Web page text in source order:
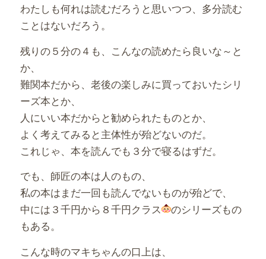
わたしも何れは読むだろうと思いつつ、多分読む
ことはないだろう。
残りの５分の４も、こんなの読めたら良いな～と
か、
難関本だから、老後の楽しみに買っておいたシリ
ーズ本とか、
人にいい本だからと勧められたものとか、
よく考えてみると主体性が殆どないのだ。
これじゃ、本を読んでも３分で寝るはずだ。
でも、師匠の本は人のもの、
私の本はまだ一回も読んでないものが殆どで、
中には３千円から８千円クラス
のシリーズもの
もある。
こんな時のマキちゃんの口上は、